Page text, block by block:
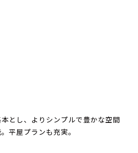
とし、よりシンプルで豊かな空間
平屋プランも充実。